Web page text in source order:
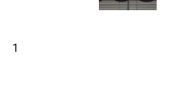
1